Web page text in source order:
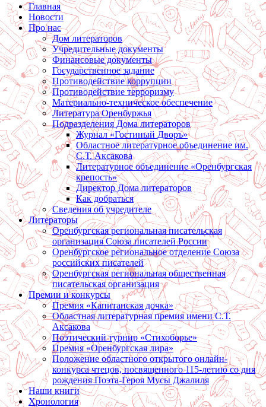
Главная
Новости
Про нас
Дом литераторов
Учредительные документы
Финансовые документы
Государственное задание
Противодействие коррупции
Противодействие терроризму
Материально-техническое обеспечение
Литература Оренбуржья
Подразделения Дома литераторов
Журнал «Гостиный Дворъ»
Областное литературное объединение им.
С.Т. Аксакова
Литературное объединение «Оренбургская
крепость»
Директор Дома литераторов
Как добраться
Сведения об учредителе
Литераторы
Оренбургская региональная писательская
организация Союза писателей России
Оренбургское региональное отделение Союза
российских писателей
Оренбургская региональная общественная
писательская организация
Премии и конкурсы
Премия «Капитанская дочка»
Областная литературная премия имени С.Т.
Аксакова
Поэтический турнир «Стихоборье»
Премия «Оренбургская лира»
Положение областного открытого онлайн-
конкурса чтецов, посвященного 115-летию со дня
рождения Поэта-Героя Мусы Джалиля
Наши книги
Хронология